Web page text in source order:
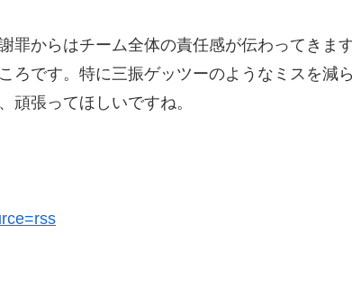
罪からはチーム全体の責任感が伝わってきま
ろです。特に三振ゲッツーのようなミスを減
頑張ってほしいですね。